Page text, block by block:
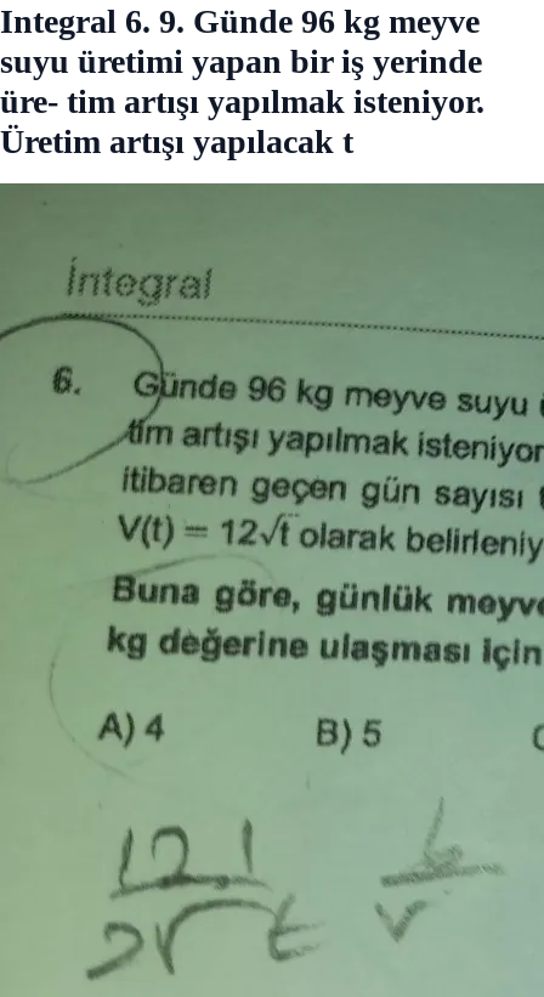
Integral 6. 9. Günde 96 kg meyve
suyu üretimi yapan bir iş yerinde
üre- tim artışı yapılmak isteniyor.
Üretim artışı yapılacak t